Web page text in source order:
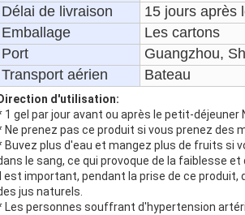
Délai de livraison
15 jours après
Emballage
Les cartons
Port
Guangzhou,
Transport aérien
Bateau
d'utilisation:
1 gel par jour avant ou après le petit-déjeuner
Ne prenez pas ce produit si vous prenez des
Buvez plus d'eau et mangez plus de fruits si
le sang, ce qui provoque de la faiblesse
est important, pendant la prise de ce produit,
jus naturels.
Les personnes souffrant d'hypertension